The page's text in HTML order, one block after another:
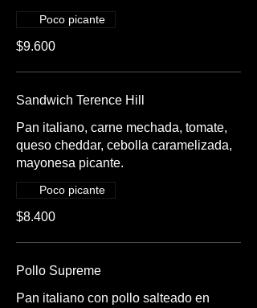
$9.600
Poco picante
Sandwich Terence Hill
Pan italiano, carne mechada, tomate,
queso cheddar, cebolla caramelizada,
mayonesa picante.
$8.400
Poco picante
Pollo Supreme
Pan italiano con pollo salteado en